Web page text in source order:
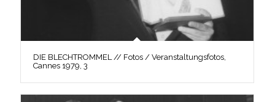
DIE BLECHTROMMEL // Fotos / Veranstaltungsfotos,
Cannes 1979, 3